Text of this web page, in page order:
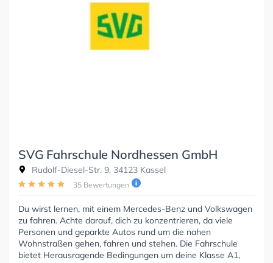
SVG Fahrschule Nordhessen GmbH
Rudolf-Diesel-Str. 9, 34123 Kassel
35 Bewertungen
Du wirst lernen, mit einem Mercedes-Benz und Volkswagen
zu fahren. Achte darauf, dich zu konzentrieren, da viele
Personen und geparkte Autos rund um die nahen
Wohnstraßen gehen, fahren und stehen. Die Fahrschule
bietet Herausragende Bedingungen um deine Klasse A1,